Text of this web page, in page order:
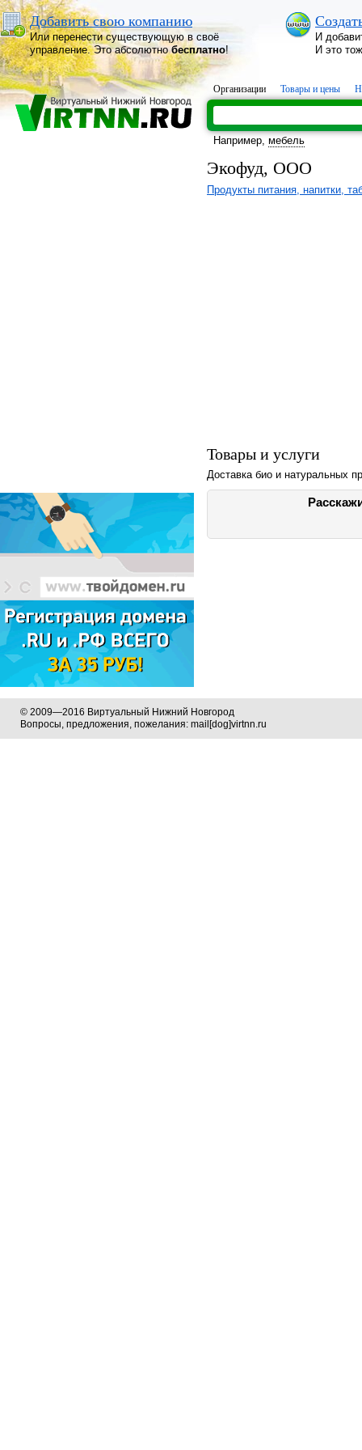
Добавить свою компанию
Или перенести существующую в своё
управление. Это абсолютнобесплатно!
И
И это
Организации Товары и цены
Например, мебель
Экофуд, ООО
Продукты питания, напитки,
Товары и услуги
Доставка био и натуральных
© 2009—2016 Виртуальный Нижний Новгород
Вопросы, предложения, пожелания: mail[dog]virtnn.ru